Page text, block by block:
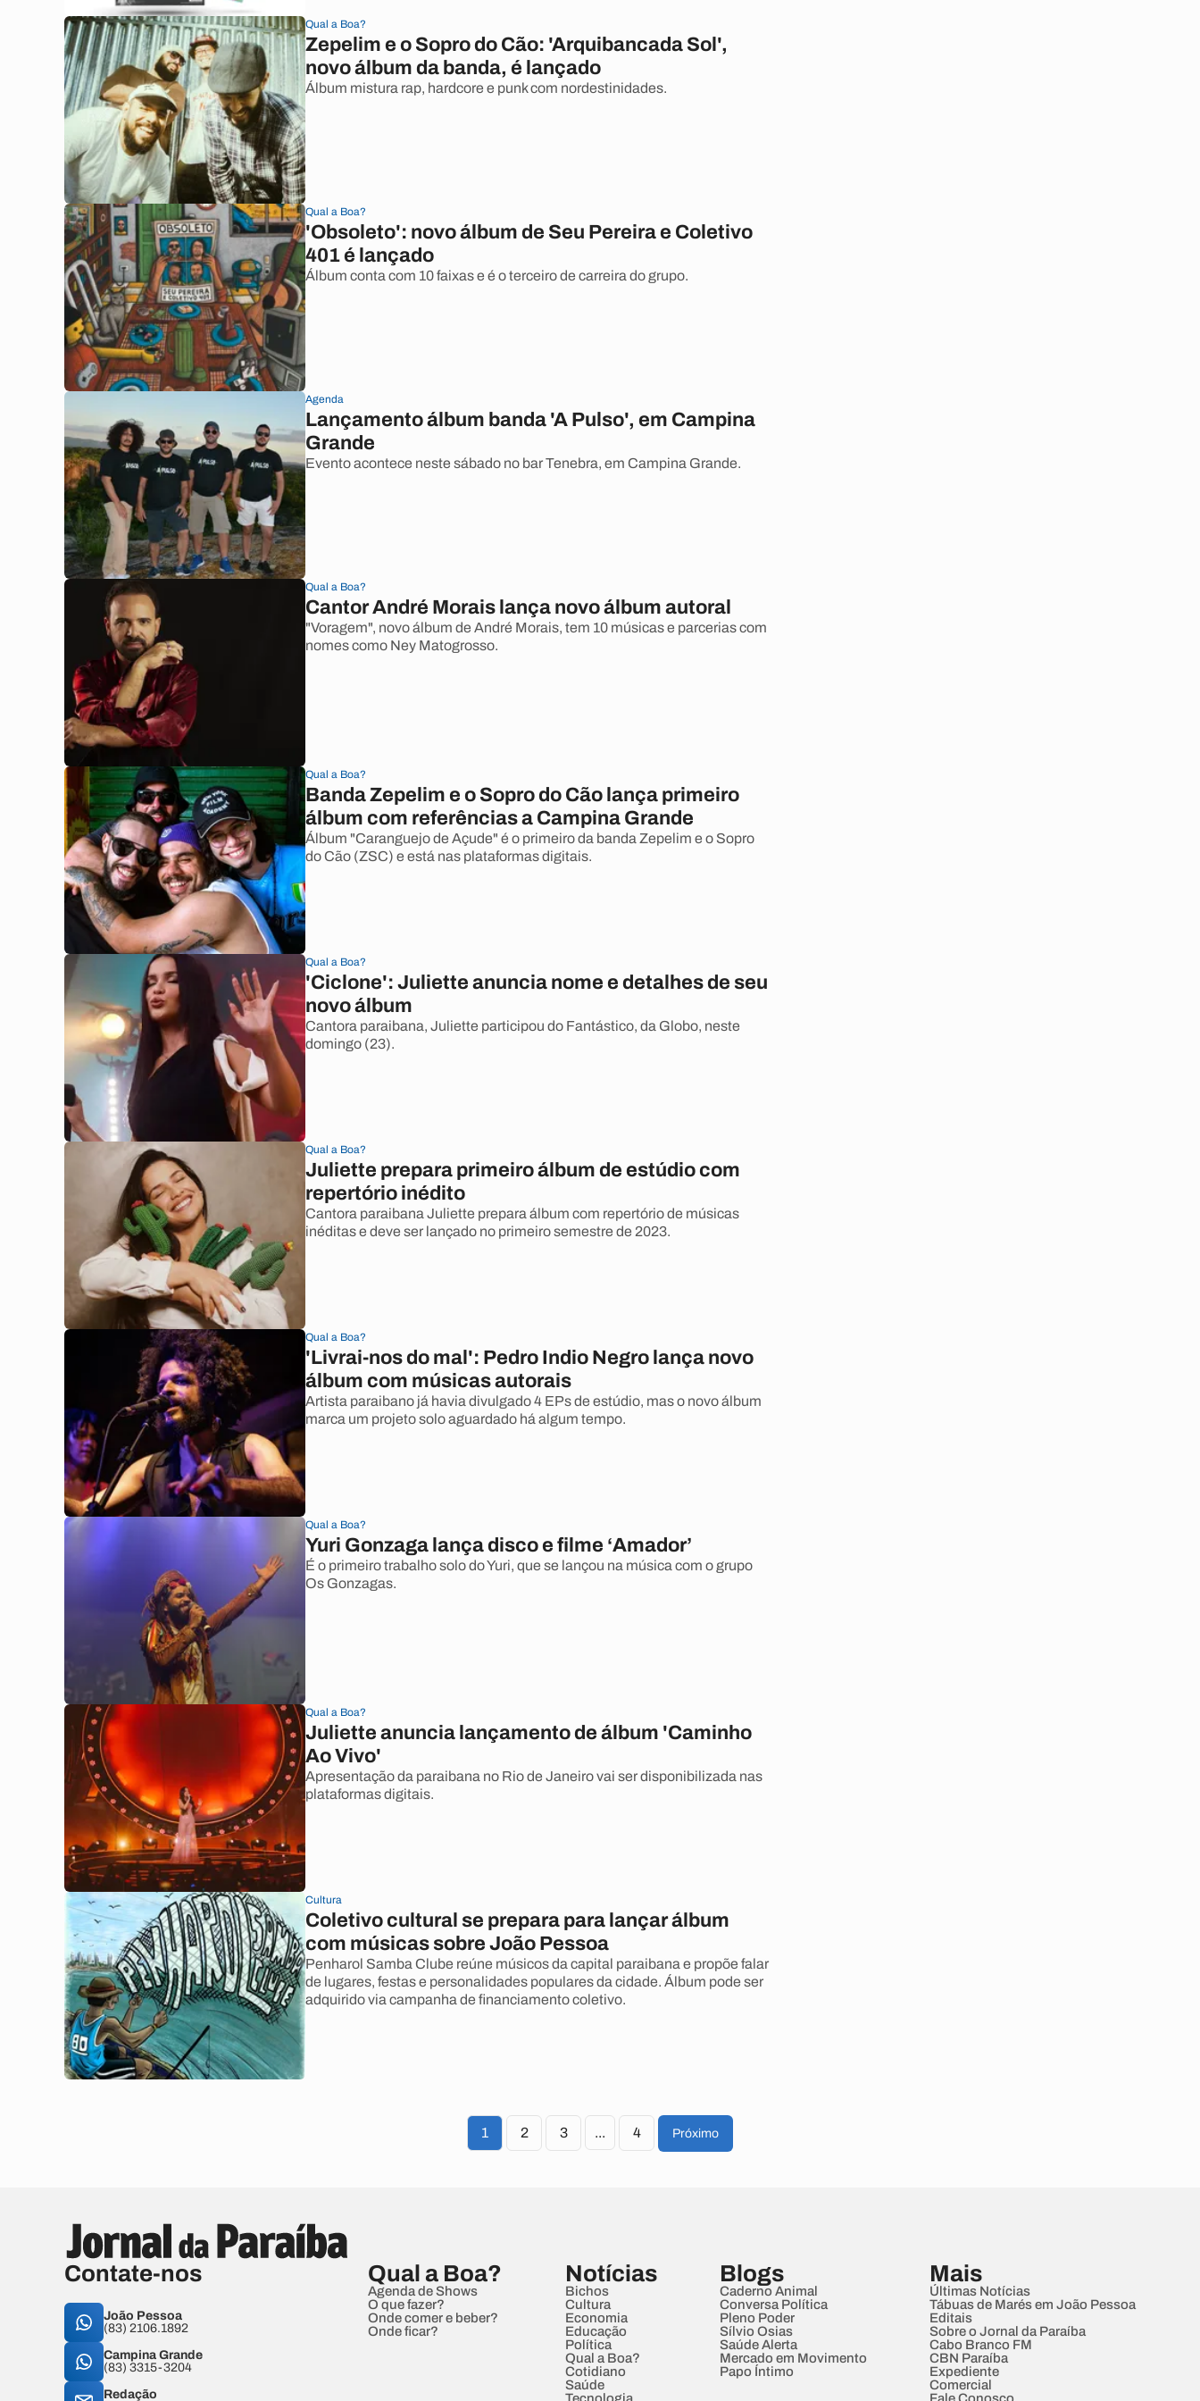
Qual a Boa?
Zepelim e o Sopro do Cão: 'Arquibancada Sol',
novo álbum da banda, é lançado
Álbum mistura rap, hardcore e punk com nordestinidades.
Qual a Boa?
'Obsoleto': novo álbum de Seu Pereira e Coletivo
401 é lançado
Álbum conta com 10 faixas e é o terceiro de carreira do grupo.
Agenda
Lançamento álbum banda 'A Pulso', em Campina
Grande
Evento acontece neste sábado no bar Tenebra, em Campina Grande.
Qual a Boa?
Cantor André Morais lança novo álbum autoral
"Voragem", novo álbum de André Morais, tem 10 músicas e parcerias com
nomes como Ney Matogrosso.
Qual a Boa?
Banda Zepelim e o Sopro do Cão lança primeiro
álbum com referências a Campina Grande
Álbum "Caranguejo de Açude" é o primeiro da banda Zepelim e o Sopro
do Cão (ZSC) e está nas plataformas digitais.
Qual a Boa?
'Ciclone': Juliette anuncia nome e detalhes de seu
novo álbum
Cantora paraibana, Juliette participou do Fantástico, da Globo, neste
domingo (23).
Qual a Boa?
Juliette prepara primeiro álbum de estúdio com
repertório inédito
Cantora paraibana Juliette prepara álbum com repertório de músicas
inéditas e deve ser lançado no primeiro semestre de 2023.
Qual a Boa?
'Livrai-nos do mal': Pedro Indio Negro lança novo
álbum com músicas autorais
Artista paraibano já havia divulgado 4 EPs de estúdio, mas o novo álbum
marca um projeto solo aguardado há algum tempo.
Qual a Boa?
Yuri Gonzaga lança disco e filme ‘Amador’
É o primeiro trabalho solo do Yuri, que se lançou na música com o grupo
Os Gonzagas.
Qual a Boa?
Juliette anuncia lançamento de álbum 'Caminho
Ao Vivo'
Apresentação da paraibana no Rio de Janeiro vai ser disponibilizada nas
plataformas digitais.
Cultura
Coletivo cultural se prepara para lançar álbum
com músicas sobre João Pessoa
Penharol Samba Clube reúne músicos da capital paraibana e propõe falar
de lugares, festas e personalidades populares da cidade. Álbum pode ser
adquirido via campanha de financiamento coletivo.
1 2 3 ... 4 Próximo
Contate-nos
João Pessoa
(83) 2106.1892
Campina Grande
(83) 3315-3204
Redação
Qual a Boa?
Agenda de Shows
O que fazer?
Onde comer e beber?
Onde ficar?
Notícias
Bichos
Cultura
Economia
Educação
Política
Qual a Boa?
Cotidiano
Saúde
Blogs
Caderno Animal
Conversa Política
Pleno Poder
Sílvio Osias
Saúde Alerta
Mercado em Movimento
Papo Íntimo
Mais
Últimas Notícias
Tábuas de Marés em João Pessoa
Editais
Sobre o Jornal da Paraíba
Cabo Branco FM
CBN Paraíba
Expediente
Comercial